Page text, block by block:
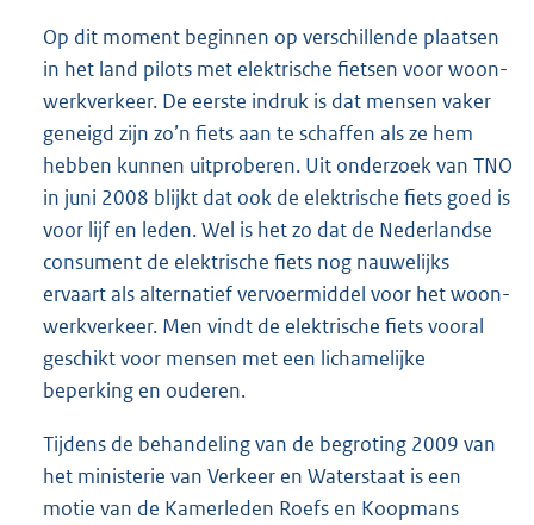
Op dit moment beginnen op verschillende plaatsen
in het land pilots met elektrische fietsen voor woon-
werkverkeer. De eerste indruk is dat mensen vaker
geneigd zijn zo’n fiets aan te schaffen als ze hem
hebben kunnen uitproberen. Uit onderzoek van TNO
in juni 2008 blijkt dat ook de elektrische fiets goed is
voor lijf en leden. Wel is het zo dat de Nederlandse
consument de elektrische fiets nog nauwelijks
ervaart als alternatief vervoermiddel voor het woon-
werkverkeer. Men vindt de elektrische fiets vooral
geschikt voor mensen met een lichamelijke
beperking en ouderen.
Tijdens de behandeling van de begroting 2009 van
het ministerie van Verkeer en Waterstaat is een
motie van de Kamerleden Roefs en Koopmans